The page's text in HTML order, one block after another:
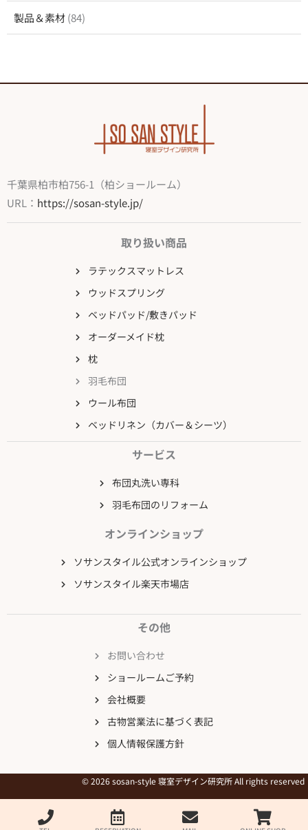
製品＆素材(84)
取り扱い商品
ラテックスマットレス
ウッドスプリング
ベッドパッド/敷きパッド
オーダーメイド枕
枕
羽毛布団
ウール布団
ベッドリネン（カバー＆シーツ）
サービス
布団丸洗い専科
羽毛布団のリフォーム
オンラインショップ
ソサンスタイル公式オンラインショップ
ソサンスタイル楽天市場店
その他
お問い合わせ
ショールームご予約
会社概要
古物営業法に基づく表記
個人情報保護方針
千葉県柏市柏756-1（柏ショールーム）
URL： https://sosan-style.jp/
© 2026 sosan-style 寝室デザイン研究所 All rights reserved